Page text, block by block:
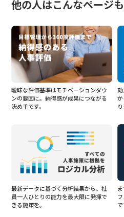
他の人はこんなページ
曖昧な評価基準はモチベーションダウ
ンの要因に。納得感が成果につながる
決め手です。
効
か
最新データに基づく分析結果から、社
員一人ひとりの能力を最大限に発揮で
きる施策を。
で